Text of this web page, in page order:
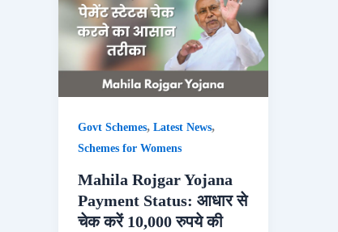
Govt Schemes, Latest News,
Schemes for Womens
Mahila Rojgar Yojana
Payment Status: आधार से
चेक करें 10,000 रुपये की